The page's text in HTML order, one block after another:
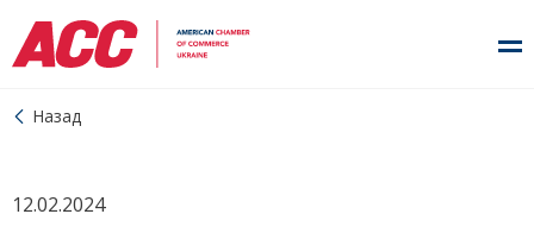
Назад
12.02.2024